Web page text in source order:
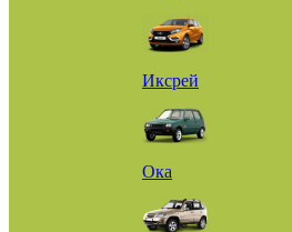
Иксрей
Ока